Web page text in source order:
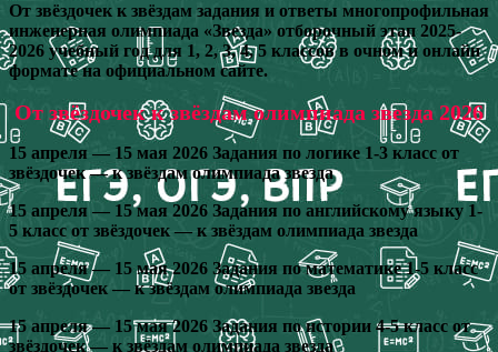
От звёздочек к звёздам задания и ответы многопрофильная
инженерная олимпиада «Звезда» отборочный этап 2025-
2026 учебный год для 1, 2, 3, 4, 5 классов в очном и онлайн
формате на официальном сайте.
От звёздочек к звёздам олимпиада звезда 2026
15 апреля — 15 мая 2026 Задания по логике 1-3 класс от
звёздочек — к звёздам олимпиада звезда
15 апреля — 15 мая 2026 Задания по английскому языку 1-
5 класс от звёздочек — к звёздам олимпиада звезда
15 апреля — 15 мая 2026 Задания по математике 1-5 класс
от звёздочек — к звёздам олимпиада звезда
15 апреля — 15 мая 2026 Задания по истории 4-5 класс от
звёздочек — к звёздам олимпиада звезда